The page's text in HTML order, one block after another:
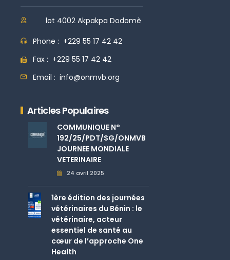
lot 4002 Akpakpa Dodomè
Phone : +229 55 17 42 42
Fax : +229 55 17 42 42
Email : info@onmvb.org
Articles Populaires
COMMUNIQUE N°
192/25/PDT/SG/ONMVB
JOURNEE MONDIALE
VETERINAIRE
24 avril 2025
1ère édition des journées
vétérinaires du Bénin : le
vétérinaire, acteur
essentiel de santé au
cœur de l’approche One
Health